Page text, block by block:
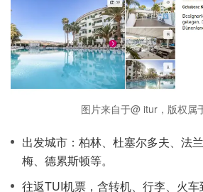
图片来自于@ itur，版权属
出发城市：柏林、杜塞尔多夫、法
梅、德累斯顿等。
往返TUI机票，含转机、行李、火